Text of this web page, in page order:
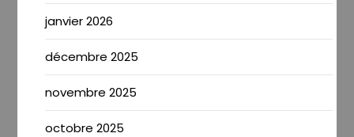
janvier 2026
décembre 2025
novembre 2025
octobre 2025